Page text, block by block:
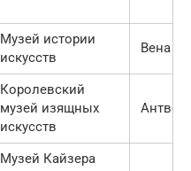
Музей истории
искусств
Вена
Королевский
музей изящных
искусств
Музей Кайзера